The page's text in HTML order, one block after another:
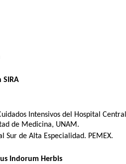
Intensivos del Hospital
de Medicina, UNAM.
Sur de Alta Especialidad. PEMEX.
Indorum Herbis